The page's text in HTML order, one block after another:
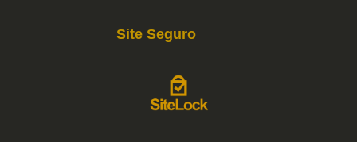
Site Seguro